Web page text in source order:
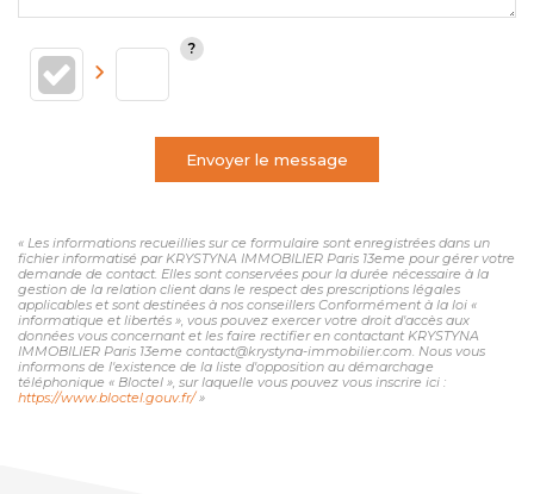
Envoyer le message
« Les informations recueillies sur ce formulaire sont enregistrées dans un
fichier informatisé par KRYSTYNA IMMOBILIER Paris 13eme pour gérer votre
demande de contact. Elles sont conservées pour la durée nécessaire à la
gestion de la relation client dans le respect des prescriptions légales
applicables et sont destinées à nos conseillers Conformément à la loi «
informatique et libertés », vous pouvez exercer votre droit d'accès aux
données vous concernant et les faire rectifier en contactant KRYSTYNA
IMMOBILIER Paris 13eme contact@krystyna-immobilier.com. Nous vous
informons de l'existence de la liste d'opposition au démarchage
téléphonique « Bloctel », sur laquelle vous pouvez vous inscrire ici :
https://www.bloctel.gouv.fr/»